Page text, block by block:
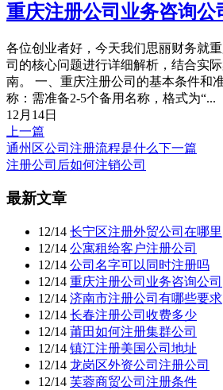
重庆注册公司业务咨询公
各位创业者好，今天我们思丽财务就
司的核心问题进行详细解析，结合实
南。 一、重庆注册公司的基本条件和
称：需准备2-5个备用名称，格式为“...
12月14日
上一篇
通州区公司注册流程是什么下一篇
注册公司后如何注销公司
文
章
最新文章
12/14 长宁区注册外贸公司在哪里
12/14 公寓租给客户注册公司
12/14 公司名字可以同时注册吗
12/14 重庆注册公司业务咨询公司
12/14 济南市注册公司有哪些要求
12/14 长春注册公司收费多少
12/14 莆田如何注册集群公司
12/14 镇江注册美国公司地址
12/14 龙岗区外资公司注册公司
12/14 芙蓉商贸公司注册条件